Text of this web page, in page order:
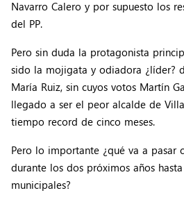
Navarro Calero y por supuesto los
del PP.
Pero sin duda la protagonista
sido la mojigata y odiadora ¿líder?
María Ruiz, sin cuyos votos Martín
llegado a ser el peor alcalde de
tiempo record de cinco meses.
Pero lo importante ¿qué va a pasar
durante los dos próximos años
municipales?